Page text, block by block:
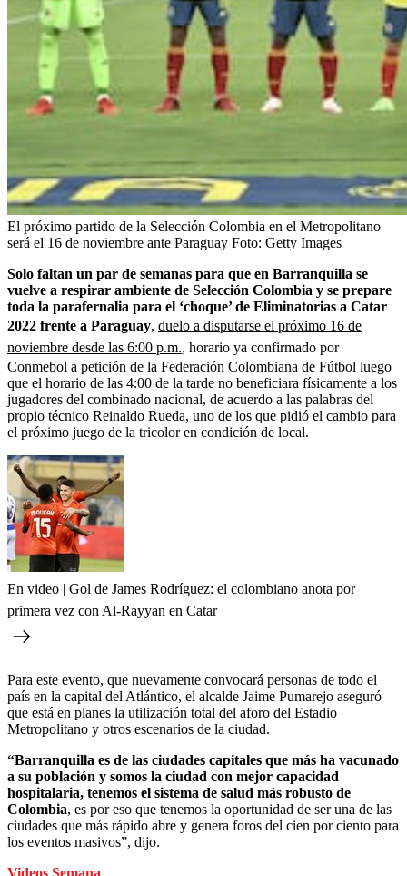
El próximo partido de la Selección Colombia en el Metropolitano
será el 16 de noviembre ante Paraguay Foto: Getty Images
Solo faltan un par de semanas para que en Barranquilla se
vuelve a respirar ambiente de Selección Colombia y se prepare
toda la parafernalia para el ‘choque’ de Eliminatorias a Catar
2022 frente a Paraguay, duelo a disputarse el próximo 16 de
noviembre desde las 6:00 p.m., horario ya confirmado por
Conmebol a petición de la Federación Colombiana de Fútbol luego
que el horario de las 4:00 de la tarde no beneficiara físicamente a los
jugadores del combinado nacional, de acuerdo a las palabras del
propio técnico Reinaldo Rueda, uno de los que pidió el cambio para
el próximo juego de la tricolor en condición de local.
En video | Gol de James Rodríguez: el colombiano anota por
primera vez con Al-Rayyan en Catar
Para este evento, que nuevamente convocará personas de todo el
país en la capital del Atlántico, el alcalde Jaime Pumarejo aseguró
que está en planes la utilización total del aforo del Estadio
Metropolitano y otros escenarios de la ciudad.
“Barranquilla es de las ciudades capitales que más ha vacunado
a su población y somos la ciudad con mejor capacidad
hospitalaria, tenemos el sistema de salud más robusto de
Colombia, es por eso que tenemos la oportunidad de ser una de las
ciudades que más rápido abre y genera foros del cien por ciento para
los eventos masivos”, dijo.
Videos Semana